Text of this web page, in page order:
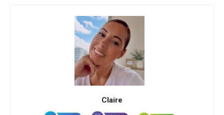
Claire